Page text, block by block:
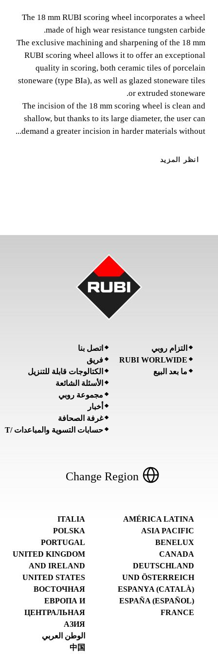
The 18 mm RUBI scoring wheel incorporates a wheel
made of high wear resistance tungsten carbide.
The 18 mm RUBI scoring wheel incorporates a wheel
made of high wear resistance tungsten carbide.
The exclusive machining and sharpening of the 18 mm
RUBI scoring wheel allows it to offer an exceptional
quality in scoring, both ceramic tiles of porcelain
stoneware (type BIa), as well as glazed stoneware tiles
or extruded stoneware.
The incision of the 18 mm scoring wheel is clean and
shallow, but thanks to its large diameter, the user can
demand a greater incision in harder materials without...
انظر المزيد
التزام روبي
RUBI WORLWIDE
ما بعد البيع
اتصل بنا
فريق
الكتالوجات قابلة للتنزيل
الأسئلة الشائعة
مجموعة روبي
أخبار
غرفة الصحافة
حسابات التسوية والمباعدات /T
Change Region
AMÉRICA LATINA
ASIA PACIFIC
BENELUX
CANADA
DEUTSCHLAND
UND ÖSTERREICH
ESPANYA (CATALÀ)
ESPAÑA (ESPAÑOL)
FRANCE
ITALIA
POLSKA
PORTUGAL
UNITED KINGDOM
AND IRELAND
UNITED STATES
ВОСТОЧНАЯ
ЕВРОПА И
ЦЕНТРАЛЬНАЯ
АЗИЯ
الوطن العربي
中国